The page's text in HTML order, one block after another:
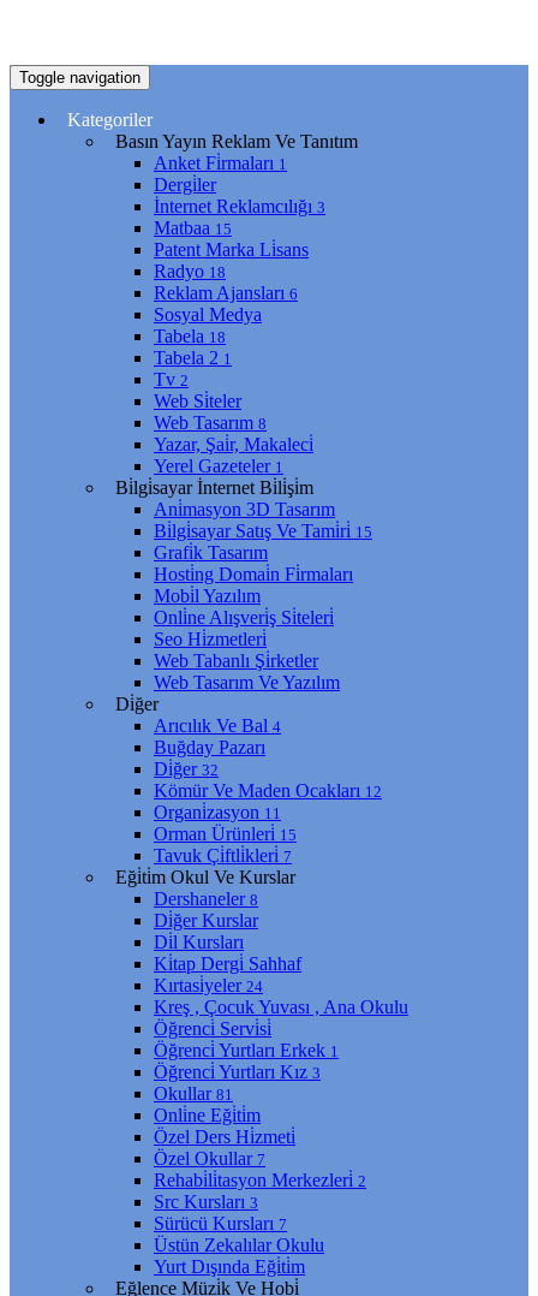
Toggle navigation
Kategoriler
Basın Yayın Reklam Ve Tanıtım
Anket Fi̇rmaları 1
Dergi̇ler
İnternet Reklamcılığı 3
Matbaa 15
Patent Marka Li̇sans
Radyo 18
Reklam Ajansları 6
Sosyal Medya
Tabela 18
Tabela 2 1
Tv 2
Web Si̇teler
Web Tasarım 8
Yazar, Şai̇r, Makaleci̇
Yerel Gazeteler 1
Bi̇lgi̇sayar İnternet Bi̇li̇şi̇m
Ani̇masyon 3D Tasarım
Bi̇lgi̇sayar Satış Ve Tami̇ri̇ 15
Grafi̇k Tasarım
Hosti̇ng Domai̇n Fi̇rmaları
Mobi̇l Yazılım
Onli̇ne Alışveri̇ş Si̇teleri̇
Seo Hi̇zmetleri̇
Web Tabanlı Şi̇rketler
Web Tasarım Ve Yazılım
Di̇ğer
Arıcılık Ve Bal 4
Buğday Pazarı
Di̇ğer 32
Kömür Ve Maden Ocakları 12
Organi̇zasyon 11
Orman Ürünleri̇ 15
Tavuk Çi̇ftli̇kleri̇ 7
Eği̇ti̇m Okul Ve Kurslar
Dershaneler 8
Di̇ğer Kurslar
Di̇l Kursları
Ki̇tap Dergi̇ Sahhaf
Kırtasi̇yeler 24
Kreş , Çocuk Yuvası , Ana Okulu
Öğrenci̇ Servi̇si̇
Öğrenci̇ Yurtları Erkek 1
Öğrenci̇ Yurtları Kız 3
Okullar 81
Onli̇ne Eği̇ti̇m
Özel Ders Hi̇zmeti̇
Özel Okullar 7
Rehabi̇li̇tasyon Merkezleri̇ 2
Src Kursları 3
Sürücü Kursları 7
Üstün Zekalılar Okulu
Yurt Dışında Eği̇ti̇m
Eğlence Müzi̇k Ve Hobi̇